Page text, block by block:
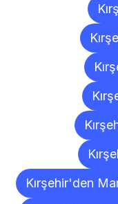
Kırşehir'den